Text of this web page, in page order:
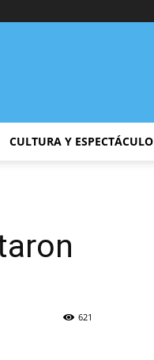
CULTURA Y ESPECTÁCULO
621